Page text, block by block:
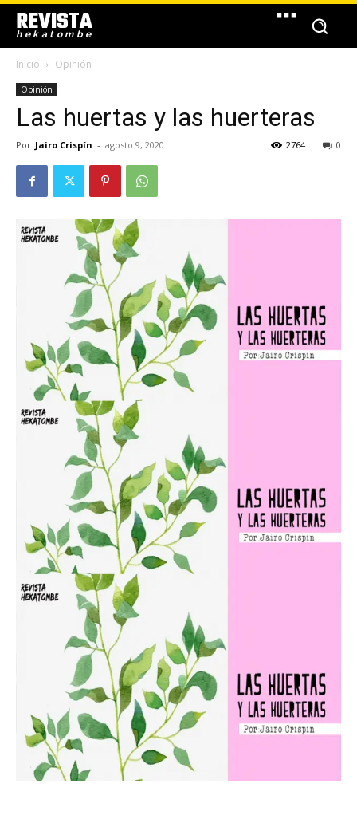
REVISTA
hekatombe
Inicio Opinión
Opinión
Las huertas y las huerteras
Por Jairo Crispín - agosto 9, 2020 0
2764